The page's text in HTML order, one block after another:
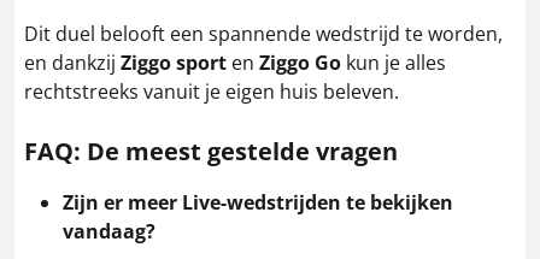
Dit duel belooft een spannende wedstrijd te worden,
en dankzij Ziggo sport en Ziggo Go kun je alles
rechtstreeks vanuit je eigen huis beleven.
FAQ: De meest gestelde vragen
Zijn er meer Live-wedstrijden te bekijken
vandaag?